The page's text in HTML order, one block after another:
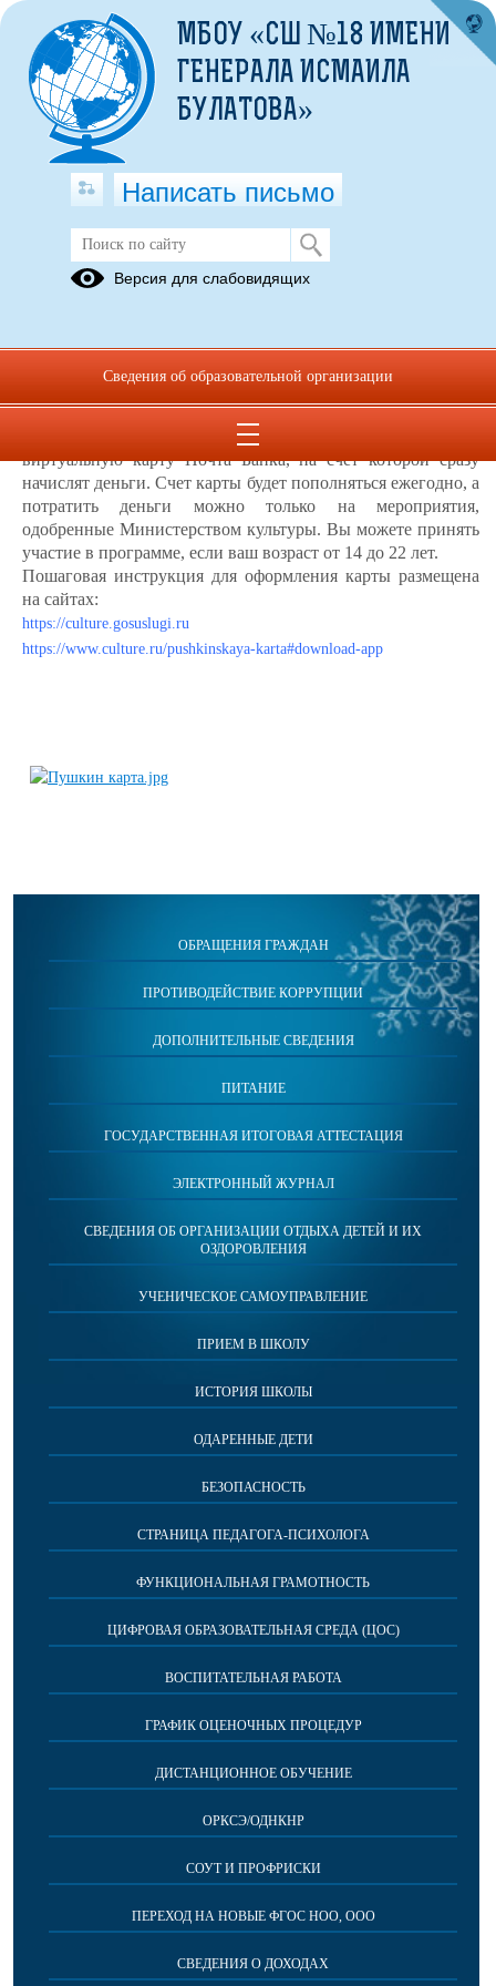
Пушкинская карта
Пушкинская карта — это государственная программа
приобщения молодежи к культуре. Вы можете оформить
виртуальную карту Почта Банка, на счет которой сразу
начислят деньги. Счет карты будет пополняться ежегодно, а
потратить деньги можно только на мероприятия,
одобренные Министерством культуры. Вы можете принять
участие в программе, если ваш возраст от 14 до 22 лет.
Пошаговая инструкция для оформления карты размещена
на сайтах:
https://culture.gosuslugi.ru
https://www.culture.ru/pushkinskaya-karta#download-app
ОБРАЩЕНИЯ ГРАЖДАН
ПРОТИВОДЕЙСТВИЕ КОРРУПЦИИ
ДОПОЛНИТЕЛЬНЫЕ СВЕДЕНИЯ
ПИТАНИЕ
ГОСУДАРСТВЕННАЯ ИТОГОВАЯ АТТЕСТАЦИЯ
ЭЛЕКТРОННЫЙ ЖУРНАЛ
СВЕДЕНИЯ ОБ ОРГАНИЗАЦИИ ОТДЫХА ДЕТЕЙ И ИХ
ОЗДОРОВЛЕНИЯ
УЧЕНИЧЕСКОЕ САМОУПРАВЛЕНИЕ
ПРИЕМ В ШКОЛУ
ИСТОРИЯ ШКОЛЫ
ОДАРЕННЫЕ ДЕТИ
БЕЗОПАСНОСТЬ
СТРАНИЦА ПЕДАГОГА-ПСИХОЛОГА
ФУНКЦИОНАЛЬНАЯ ГРАМОТНОСТЬ
ЦИФРОВАЯ ОБРАЗОВАТЕЛЬНАЯ СРЕДА (ЦОС)
ВОСПИТАТЕЛЬНАЯ РАБОТА
ГРАФИК ОЦЕНОЧНЫХ ПРОЦЕДУР
ДИСТАНЦИОННОЕ ОБУЧЕНИЕ
ОРКСЭ/ОДНКНР
СОУТ И ПРОФРИСКИ
ПЕРЕХОД НА НОВЫЕ ФГОС НОО, ООО
СВЕДЕНИЯ О ДОХОДАХ
МБОУ «СШ №18 ИМЕНИ
ГЕНЕРАЛА ИСМАИЛА
БУЛАТОВА»
Написать письмо
Версия для слабовидящих
Сведения об образовательной организации